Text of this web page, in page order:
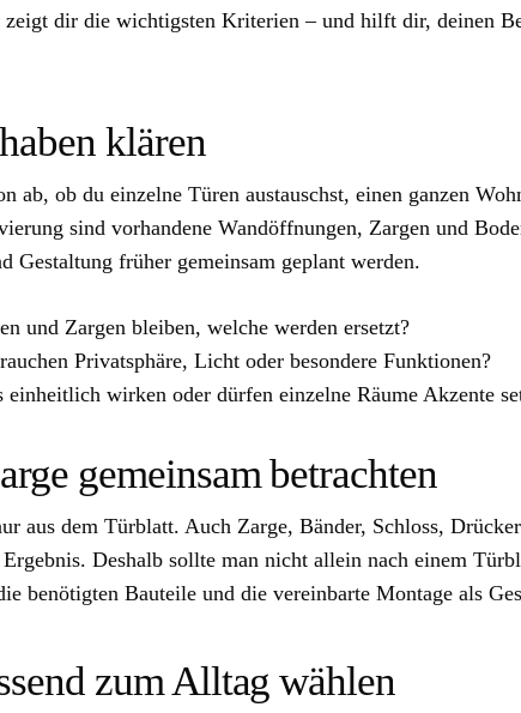
zeigt dir die wichtigsten Kriterien – und hilft dir, deinen
klären
ab, ob du einzelne Türen austauschst, einen ganzen
sind vorhandene Wandöffnungen, Zargen und
Gestaltung früher gemeinsam geplant werden.
und Zargen bleiben, welche werden ersetzt?
Privatsphäre, Licht oder besondere Funktionen?
einheitlich wirken oder dürfen einzelne Räume Akzente
gemeinsam betrachten
aus dem Türblatt. Auch Zarge, Bänder, Schloss,
Deshalb sollte man nicht allein nach einem
benötigten Bauteile und die vereinbarte Montage als
zum Alltag wählen